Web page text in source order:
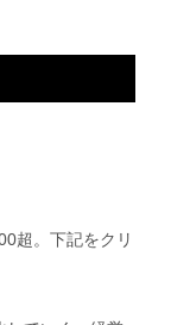
超。下記をクリ